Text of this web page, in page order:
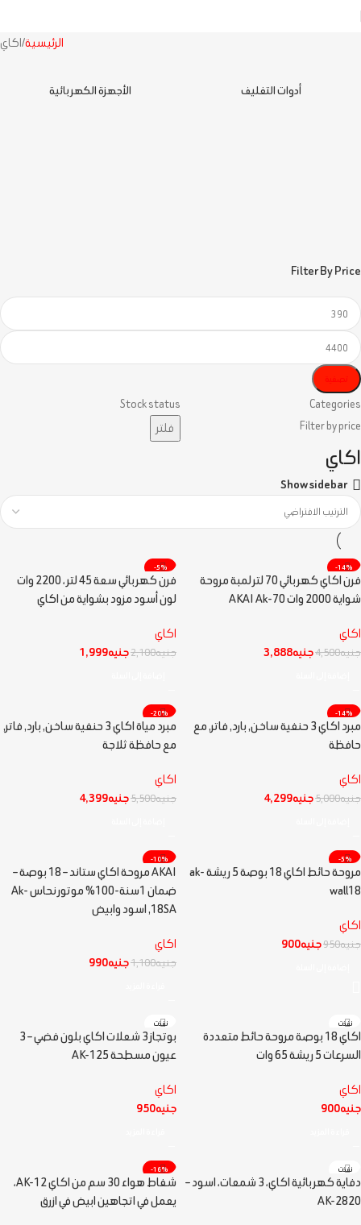
الرئيسية اكاي
أدوات التغليف الأجهزة الكهربائية
Filter By Price
تصفية
Categories
Stock status
Filter by price
فلتر
اكاي
Show sidebar
-14%
فرن اكاي كهربائي 70 لتر لمبة مروحة
شواية 2000 وات AKAI Ak-70
اكاي
جنيه4,500جنيه3,888
-5%
فرن كهربائي سعة 45 لتر ، 2200 وات
لون أسود مزود بشواية من اكاي
اكاي
جنيه2,100جنيه1,999
-14%
مبرد اكاي 3 حنفية ساخن, بارد, فاتر, مع
حافظة
اكاي
جنيه5,000جنيه4,299
-20%
مميز
مبرد مياة اكاي 3 حنفية ساخن, بارد, فاتر,
مع حافظة ثلاجة
اكاي
جنيه5,500جنيه4,399
-5%
مروحة حائط اكاي 18 بوصة 5 ريشة ak-
wall18
اكاي
جنيه950جنيه900
-10%
نفذت
جديد
AKAI مروحة اكاي ستاند – 18 بوصة –
ضمان 1سنة-100% موتور نحاس Ak-
18SA, اسود وابيض
اكاي
جنيه1,100جنيه990
نفذت
اكاي 18 بوصة مروحة حائط متعددة
السرعات 5 ريشة 65 وات
اكاي
جنيه900
نفذت
بوتجاز 3 شعلات اكاي بلون فضي – 3
عيون مسطحة AK-125
اكاي
جنيه950
نفذت
دفاية كهربائية اكاي، 3 شمعات، اسود –
AK-2820
-16%
نفذت
مميز
شفاط هواء 30 سم من اكاي AK-12،
يعمل في اتجاهين ابيض في ازرق